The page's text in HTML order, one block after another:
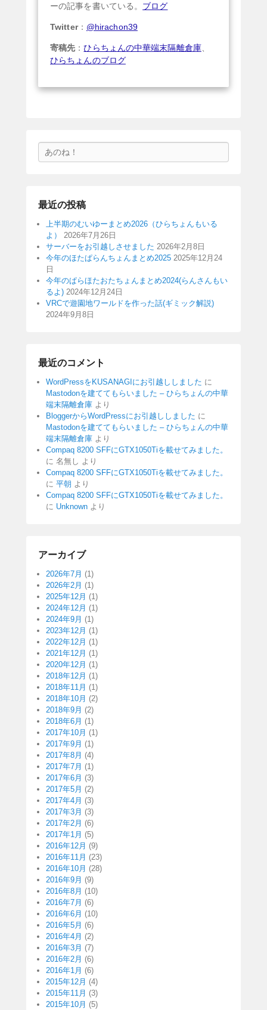
ーの記事を書いている。 ブログ
Twitter： @hirachon39
寄稿先 ：ひらちょんの中華端末隔離倉庫、
ひらちょんのブログ
索
最近の投稿
上半期のむいゆーまとめ2026（ひらちょんもいる
よ）
2026年7月26日
サーバーをお引越しさせました 2026年2月8日
今年のほたぱらんちょんまとめ2025 2025年12月24
日
今年のぱらほたおたちょんまとめ2024(らんさんもい
るよ) 2024年12月24日
VRCで遊園地ワールドを作った話(ギミック解説)
2024年9月8日
最近のコメント
WordPressをKUSANAGIにお引越ししました に
Mastodonを建ててもらいました – ひらちょんの中華
端末隔離倉庫 より
BloggerからWordPressにお引越ししました に
Mastodonを建ててもらいました – ひらちょんの中華
端末隔離倉庫 より
Compaq 8200 SFFにGTX1050Tiを載せてみました。
に 名無し より
Compaq 8200 SFFにGTX1050Tiを載せてみました。
に 平朝 より
Compaq 8200 SFFにGTX1050Tiを載せてみました。
に Unknown より
アーカイブ
2026年7月 (1)
2026年2月 (1)
2025年12月 (1)
2024年12月 (1)
2024年9月 (1)
2023年12月 (1)
2022年12月 (1)
2021年12月 (1)
2020年12月 (1)
2018年12月 (1)
2018年11月 (1)
2018年10月 (2)
2018年9月 (2)
2018年6月 (1)
2017年10月 (1)
2017年9月 (1)
2017年8月 (4)
2017年7月 (1)
2017年6月 (3)
2017年5月 (2)
2017年4月 (3)
2017年3月 (3)
2017年2月 (6)
2017年1月 (5)
2016年12月 (9)
2016年11月 (23)
2016年10月 (28)
2016年9月 (9)
2016年8月 (10)
2016年7月 (6)
2016年6月 (10)
2016年5月 (6)
2016年4月 (2)
2016年3月 (7)
2016年2月 (6)
2016年1月 (6)
2015年12月 (4)
2015年11月 (3)
2015年10月 (5)